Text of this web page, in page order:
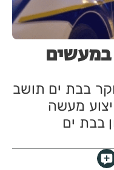
חשוד במעשים
בבת ים תושב
בביצוע מעשה
בבת ים